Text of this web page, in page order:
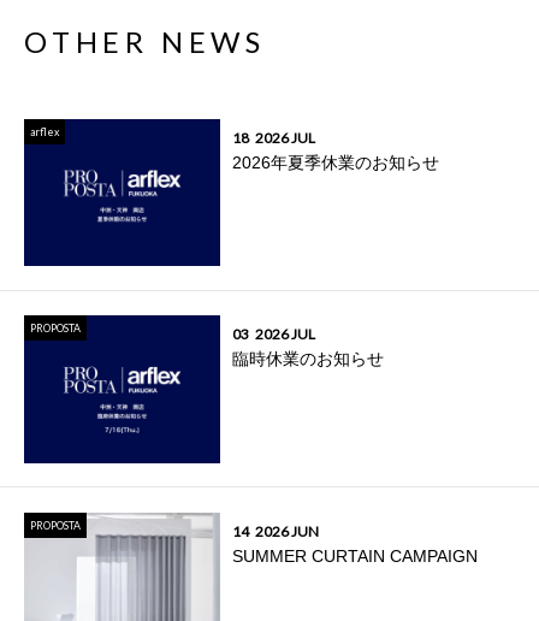
OTHER NEWS
arflex 18 2026 JUL
2026年夏季休業のお知らせ
PROPOSTA 03 2026 JUL
臨時休業のお知らせ
PROPOSTA 14 2026 JUN
SUMMER CURTAIN CAMPAIGN